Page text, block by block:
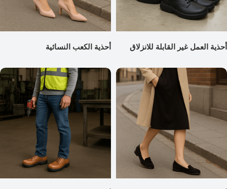
أحذية العمل غير القابلة للانزلاق أحذية الكعب النسائية